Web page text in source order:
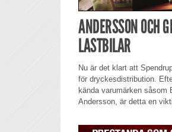
ANDERSSON OCH
LASTBILAR
Nu är det klart att
för dryckesdistribution.
kända varumärken
Andersson, är detta en